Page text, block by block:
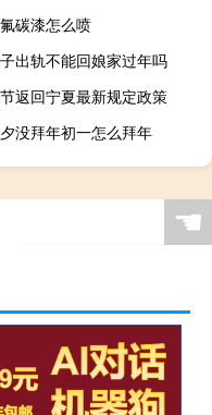
碳漆怎么喷
出轨不能回娘家过年吗
返回宁夏最新规定政策
没拜年初一怎么拜年
☚